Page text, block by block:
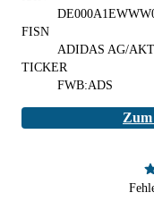
FISN
ADIDAS AG/
TICKER
FWB:ADS
Zum